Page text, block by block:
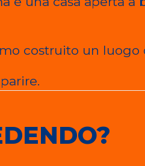
costruito un